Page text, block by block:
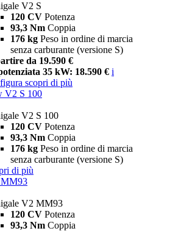
V2 S
120 CV Potenza
93,3 Nm Coppia
176 kg Peso in ordine di marcia
senza carburante (versione S)
da 19.590 €
35 kW: 18.590 € i
scopri di più
V2 S 100
V2 S 100
120 CV Potenza
93,3 Nm Coppia
176 kg Peso in ordine di marcia
senza carburante (versione S)
di più
V2 MM93
120 CV Potenza
93,3 Nm Coppia